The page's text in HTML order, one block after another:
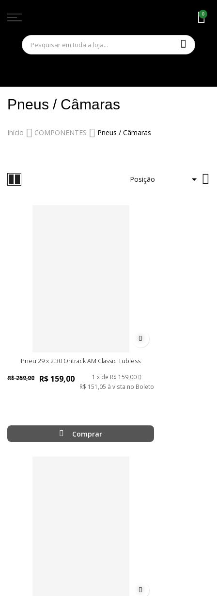
0
para
conteúdo
Pneus / Câmaras
Início COMPONENTES Pneus / Câmaras
Adicionar à lista de
Pneu 29 x 2.30 Ontrack AM Classic Tubless
R$ 259,00 R$ 159,00 1 de R$ 159,00
R$ 151,05 à vista no Boleto
Comprar